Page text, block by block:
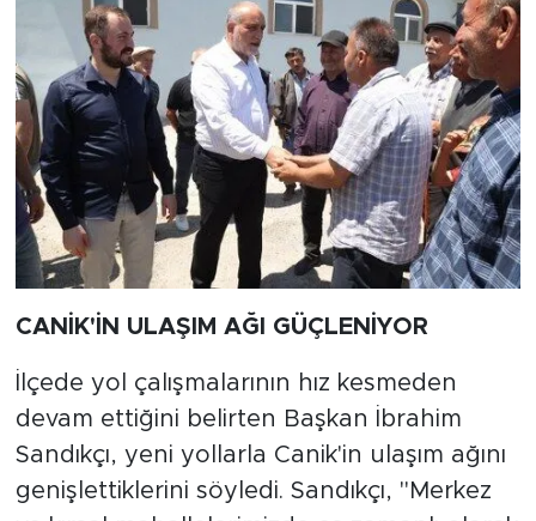
CANİK'İN ULAŞIM AĞI GÜÇLENİYOR
İlçede yol çalışmalarının hız kesmeden
devam ettiğini belirten Başkan İbrahim
Sandıkçı, yeni yollarla Canik'in ulaşım ağını
genişlettiklerini söyledi. Sandıkçı, "Merkez